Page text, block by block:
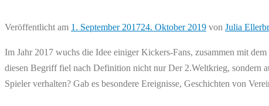
Veröffentlicht am 1. September 201724. Oktober 2019 von Julia
Im Jahr 2017 wuchs die Idee einiger Kickers-Fans, zusammen mit
diesen Begriff fiel nach Definition nicht nur Der 2.Weltkrieg, sondern
Spieler verhalten? Gab es besondere Ereignisse, Geschichten von